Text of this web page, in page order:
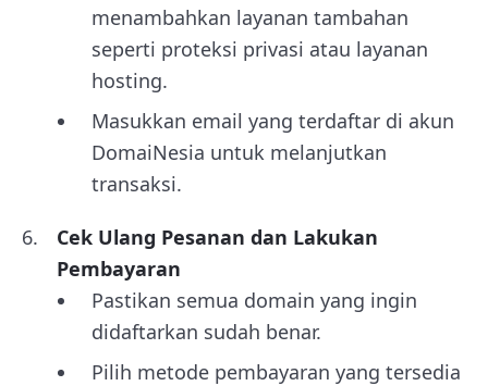
menambahkan layanan tambahan
seperti proteksi privasi atau layanan
hosting.
Masukkan email yang terdaftar di akun
DomaiNesia untuk melanjutkan
transaksi.
Cek Ulang Pesanan dan Lakukan
Pembayaran
Pastikan semua domain yang ingin
didaftarkan sudah benar.
Pilih metode pembayaran yang tersedia